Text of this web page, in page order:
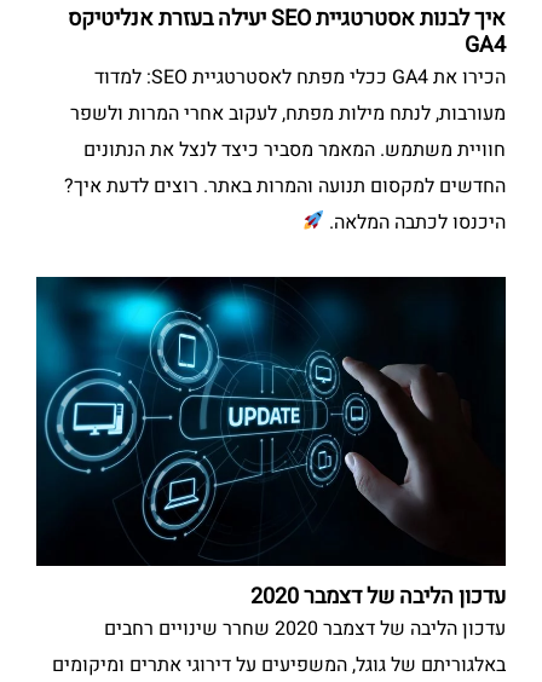
איך לבנות אסטרטגיית SEO יעילה בעזרת אנליטיקס
GA4
הכירו את GA4 ככלי מפתח לאסטרטגיית SEO: למדוד
מעורבות, לנתח מילות מפתח, לעקוב אחרי המרות ולשפר
חוויית משתמש. המאמר מסביר כיצד לנצל את הנתונים
החדשים למקסום תנועה והמרות באתר. רוצים לדעת איך?
היכנסו לכתבה המלאה.
עדכון הליבה של דצמבר 2020
עדכון הליבה של דצמבר 2020 שחרר שינויים רחבים
באלגוריתם של גוגל, המשפיעים על דירוגי אתרים ומיקומים